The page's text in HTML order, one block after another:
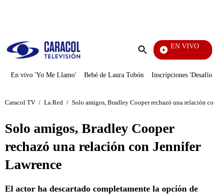
Enviar
EN VIVO
Noticias Caracol
En vivo 'Yo Me Llamo' Bebé de Laura Tobón Inscripciones 'Desafío'
Caracol TV / La Red / Solo amigos, Bradley Cooper rechazó una relación con
Solo amigos, Bradley Cooper
rechazó una relación con Jennifer
Lawrence
El actor ha descartado completamente la opción de